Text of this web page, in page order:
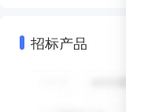
招标产品